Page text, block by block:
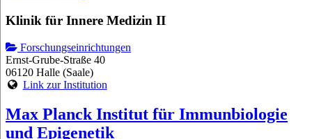
Klinik für Innere Medizin II
Forschungseinrichtungen
Ernst-Grube-Straße 40
06120 Halle (Saale)
Link zur Institution
Max Planck Institut für Immunbiologie
und Epigenetik